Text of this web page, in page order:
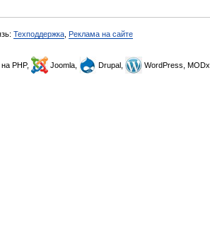
Техподдержка Реклама на сайте
PHP, Joomla, Drupal, WordPress, MODx.